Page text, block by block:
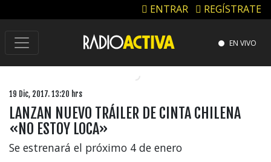
ENTRAR REGÍSTRATE
EN VIVO
19 Dic, 2017. 13:20 hrs
LANZAN NUEVO TRÁILER DE CINTA CHILENA
«NO ESTOY LOCA»
Se estrenará el próximo 4 de enero